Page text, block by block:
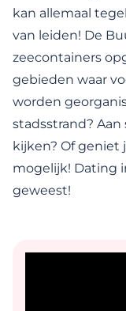
kan allemaal
van leiden! De
zeecontainers
gebieden waar
worden
stadsstrand?
kijken? Of geniet
mogelijk! Dating
geweest!